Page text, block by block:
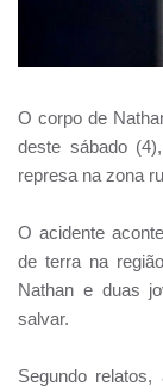
O corpo de
deste sábado
represa na zona
O acidente
de terra na
Nathan e duas
salvar.
Segundo